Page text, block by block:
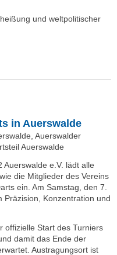
und weltpolitischer
in Auerswalde
Auerswalder
Auerswalde
Auerswalde e.V. lädt alle
die Mitglieder des Vereins
ein. Am Samstag, den 7.
Präzision, Konzentration und
offizielle Start des Turniers
damit das Ende der
Austragungsort ist